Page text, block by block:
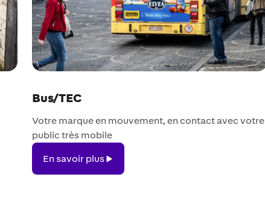
Bus/TEC
Votre marque en mouvement, en contact avec votre
public très mobile
savoir
En savoir plus